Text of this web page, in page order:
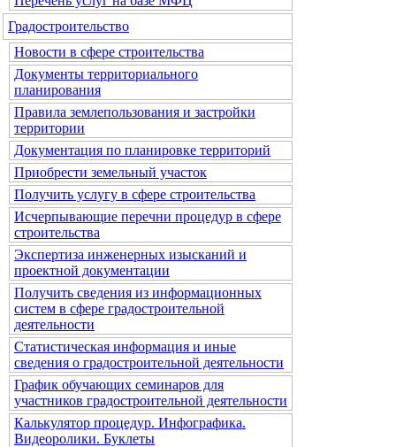
Градостроительство
Новости в сфере строительства
Документы территориального
планирования
Правила землепользования и застройки
территории
Документация по планировке территорий
Приобрести земельный участок
Получить услугу в сфере строительства
Исчерпывающие перечни процедур в сфере
строительства
Экспертиза инженерных изысканий и
проектной документации
Получить сведения из информационных
систем в сфере градостроительной
деятельности
Статистическая информация и иные
сведения о градостроительной деятельности
График обучающих семинаров для
участников градостроительной деятельности
Калькулятор процедур. Инфографика.
Видеоролики. Буклеты